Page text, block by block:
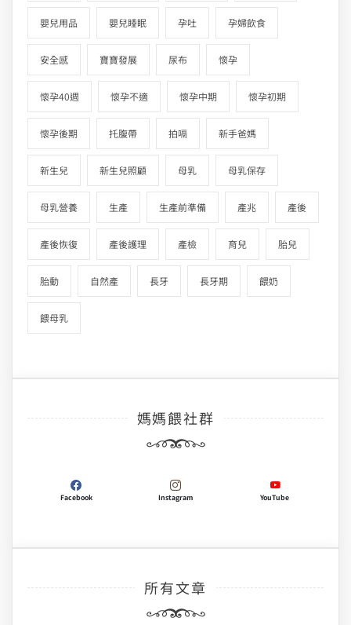
嬰兒用品 嬰兒睡眠 孕吐 孕婦飲食
安全感 寶寶發展 尿布 懷孕
懷孕40週 懷孕不適 懷孕中期 懷孕初期
懷孕後期 托腹帶 拍嗝 新手爸媽
新生兒 新生兒照顧 母乳 母乳保存
母乳營養 生產 生產前準備 產兆 產後
產後恢復 產後護理 產檢 育兒 胎兒
胎動 自然產 長牙 長牙期 餵奶
餵母乳
媽媽餵社群
Facebook Instagram YouTube
所有文章